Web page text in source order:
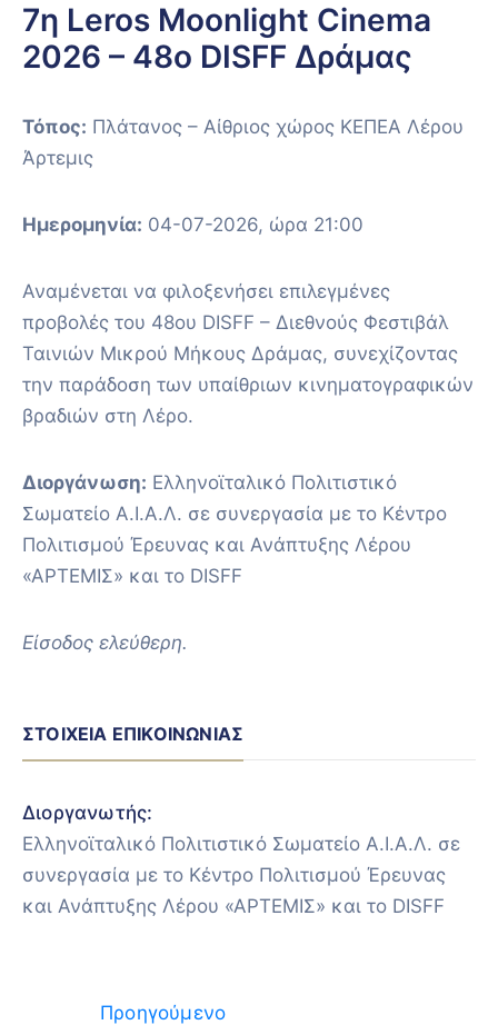
7η Leros Moonlight Cinema
2026 – 48ο DISFF Δράμας
Τόπος: Πλάτανος – Αίθριος χώρος ΚΕΠΕΑ Λέρου
Άρτεμις
Ημερομηνία: 04-07-2026, ώρα 21:00
Αναμένεται να φιλοξενήσει επιλεγμένες
προβολές του 48ου DISFF – Διεθνούς Φεστιβάλ
Ταινιών Μικρού Μήκους Δράμας, συνεχίζοντας
την παράδοση των υπαίθριων κινηματογραφικών
βραδιών στη Λέρο.
Διοργάνωση: Ελληνοϊταλικό Πολιτιστικό
Σωματείο Α.Ι.Α.Λ. σε συνεργασία με το Κέντρο
Πολιτισμού Έρευνας και Ανάπτυξης Λέρου
«ΑΡΤΕΜΙΣ» και το DISFF
Είσοδος ελεύθερη.
ΣΤΟΙΧΕΊΑ ΕΠΙΚΟΙΝΩΝΊΑΣ
Διοργανωτής:
Ελληνοϊταλικό Πολιτιστικό Σωματείο Α.Ι.Α.Λ. σε
συνεργασία με το Κέντρο Πολιτισμού Έρευνας
και Ανάπτυξης Λέρου «ΑΡΤΕΜΙΣ» και το DISFF
Προηγούμενο